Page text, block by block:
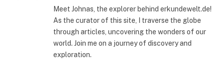
Meet Johnas, the explorer behind erkundewelt.de!
As the curator of this site, I traverse the globe
through articles, uncovering the wonders of our
world. Join me on a journey of discovery and
exploration.